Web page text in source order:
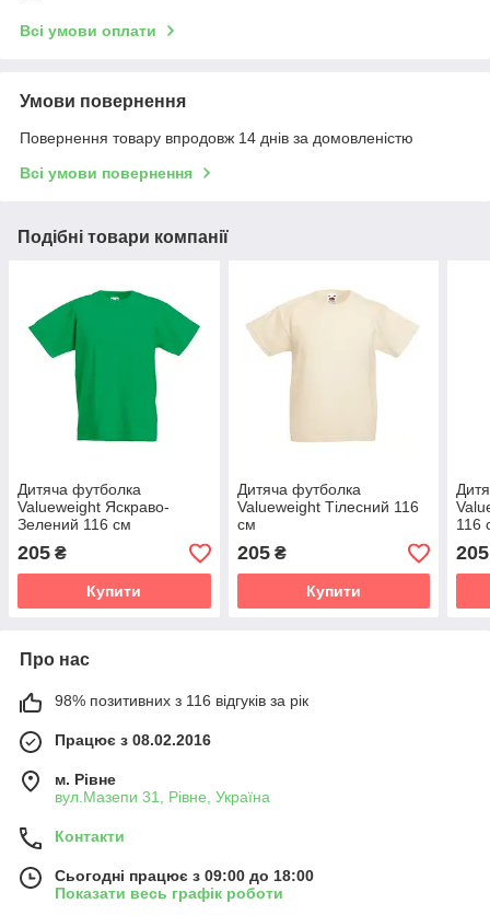
Всі умови оплати
Умови повернення
Повернення товару впродовж 14 днів за домовленістю
Всі умови повернення
Подібні товари компанії
Дитяча футболка
Valueweight Яскраво-
Зелений 116 см
205 ₴
Купити
Дитяча футболка
Valueweight Тілесний 116
см
205₴
Купити
116
205
Про нас
98% позитивних з 116 відгуків за рік
Працює з 08.02.2016
м. Рівне
вул.Мазепи 31, Рівне, Україна
Контакти
Сьогодні працює з 09:00 до 18:00
Показати весь графік роботи